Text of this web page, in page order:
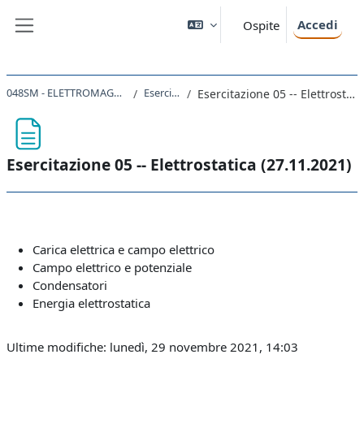
Ospite Accedi
048SM - ELETTROMAGNETISMO 2021 Esercitazioni Esercitazione 05 -- Elettrostatica (27.11.2021)
Esercitazione 05 -- Elettrostatica (27.11.2021)
Carica elettrica e campo elettrico
Campo elettrico e potenziale
Condensatori
Energia elettrostatica
Ultime modifiche: lunedì, 29 novembre 2021, 14:03